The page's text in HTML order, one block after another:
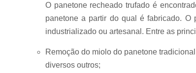
O panetone recheado trufado é
panetone a partir do qual é fabricado.
industrializado ou artesanal. Entre as
Remoção do miolo do panetone
diversos outros;